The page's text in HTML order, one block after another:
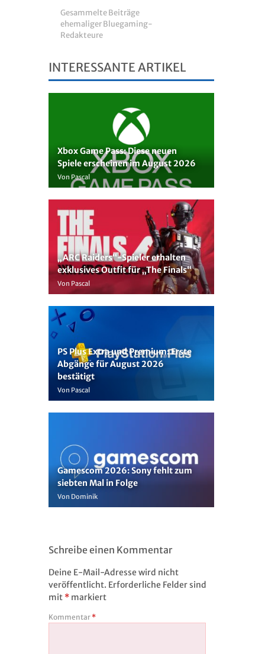
Gesammelte Beiträge
ehemaliger Bluegaming-
Redakteure
INTERESSANTE ARTIKEL
Xbox Game Pass: Diese neuen
Spiele erscheinen im August 2026
Von Pascal
„ARC Raiders“-Spieler erhalten
exklusives Outfit für „The Finals“
Von Pascal
PS Plus Extra und Premium: Erste
Abgänge für August 2026
bestätigt
Von Pascal
Gamescom 2026: Sony fehlt zum
siebten Mal in Folge
Von Dominik
Schreibe einen Kommentar
Deine E-Mail-Adresse wird nicht
veröffentlicht. Erforderliche Felder sind
mit * markiert
Kommentar *